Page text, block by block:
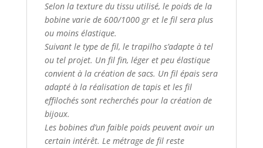
Selon la texture du tissu utilisé, le poids de la
bobine varie de 600/1000 gr et le fil sera plus
ou moins élastique.
Suivant le type de fil, le trapilho s’adapte à tel
ou tel projet. Un fil fin, léger et peu élastique
convient à la création de sacs. Un fil épais sera
adapté à la réalisation de tapis et les fil
effilochés sont recherchés pour la création de
bijoux.
Les bobines d’un faible poids peuvent avoir un
certain intérêt. Le métrage de fil reste